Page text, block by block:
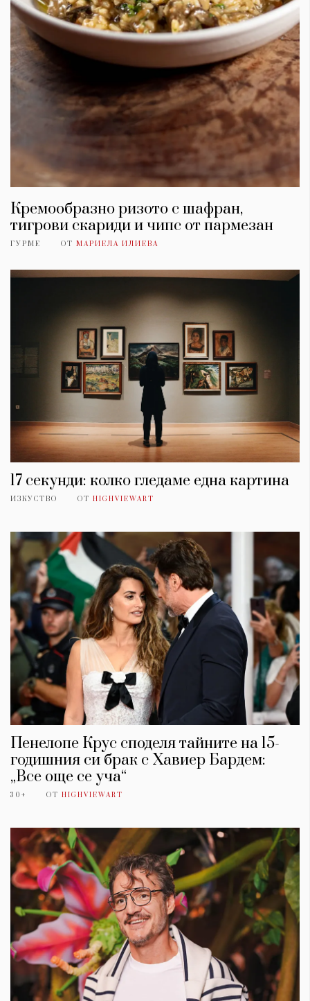
Кремообразно ризото с шафран,
тигрови скариди и чипс от пармезан
ГУРМЕ ОТ МАРИЕЛА ИЛИЕВА
17 секунди: колко гледаме една картина
ИЗКУСТВО ОТ HIGHVIEWART
Пенелопе Крус споделя тайните на 15-
годишния си брак с Хавиер Бардем:
„Все още се уча“
30+ ОТ HIGHVIEWART